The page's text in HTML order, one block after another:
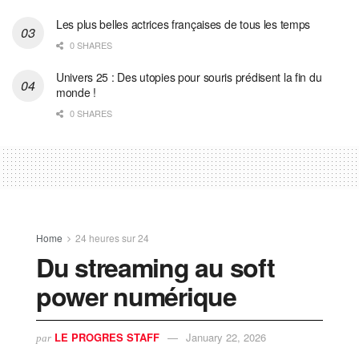
Les plus belles actrices françaises de tous les temps
0 SHARES
Univers 25 : Des utopies pour souris prédisent la fin du
monde !
0 SHARES
Home 24 heures sur 24
Du streaming au soft
power numérique
par LE PROGRES STAFF January 22, 2026